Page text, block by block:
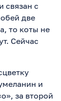
связан с
две
то коты не
Сейчас
и
за второй